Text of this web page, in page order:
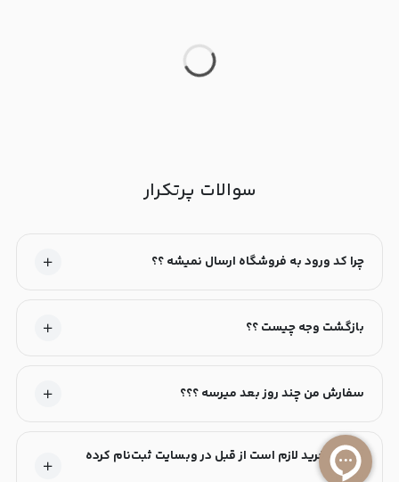
سوالات پرتکرار
چرا کد ورود به فروشگاه ارسال نمیشه ؟؟
بازگشت وجه چیست ؟؟
سفارش من چند روز بعد میرسه ؟؟؟
آیا برای خرید لازم است از قبل در وبسایت ثبت‌نام کرده
باشم؟